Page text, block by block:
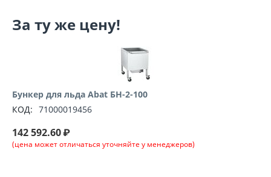
За ту же цену!
Бункер для льда Abat БН-2-100
КОД: 71000019456
142 592.60₽
(цена может отличаться уточняйте у менеджеров)